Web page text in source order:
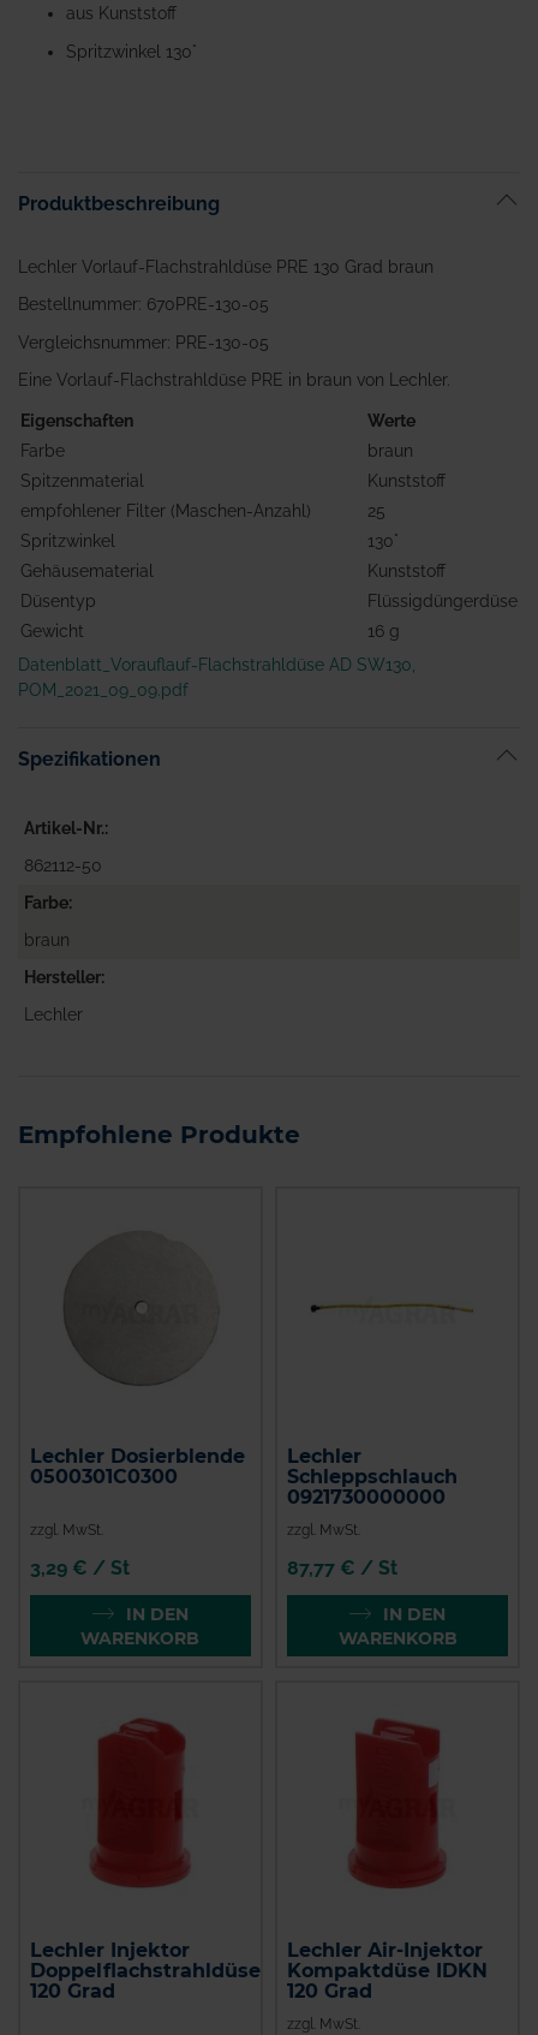
Bildgalerie
springen
aus Kunststoff
Spritzwinkel 130°
Produktbeschreibung
Lechler Vorlauf-Flachstrahldüse PRE 130 Grad braun
Bestellnummer: 670PRE-130-05
Vergleichsnummer: PRE-130-05
Eine Vorlauf-Flachstrahldüse PRE in braun von Lechler.
Eigenschaften
Werte
Farbe
braun
Spitzenmaterial
Kunststoff
empfohlener Filter (Maschen-Anzahl)
25
Spritzwinkel
130°
Gehäusematerial
Kunststoff
Düsentyp
Flüssigdüngerdüse
Gewicht
16 g
Datenblatt_Vorauflauf-Flachstrahldüse AD SW130,
POM_2021_09_09.pdf
Spezifikationen
Artikel-Nr.
862112-50
Farbe
braun
Hersteller
Lechler
Empfohlene Produkte
Lechler Dosierblende
0500301C0300
zzgl. MwSt.
3,29 € / St
IN DEN
WARENKORB
Lechler
Schleppschlauch
0921730000000
zzgl. MwSt.
87,77 € / St
IN DEN
WARENKORB
Lechler Injektor
Doppelflachstrahldüse
120 Grad
Lechler Air-Injektor
Kompaktdüse IDKN
120 Grad
zzgl. MwSt.